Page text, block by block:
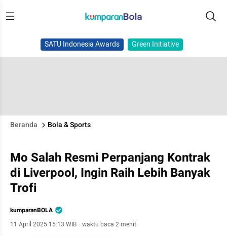
SATU Indonesia Awards Green Initiative
Beranda Bola & Sports
Mo Salah Resmi Perpanjang Kontrak
di Liverpool, Ingin Raih Lebih Banyak
Trofi
kumparanBOLA
11 April 2025 15:13 WIB · waktu baca 2 menit